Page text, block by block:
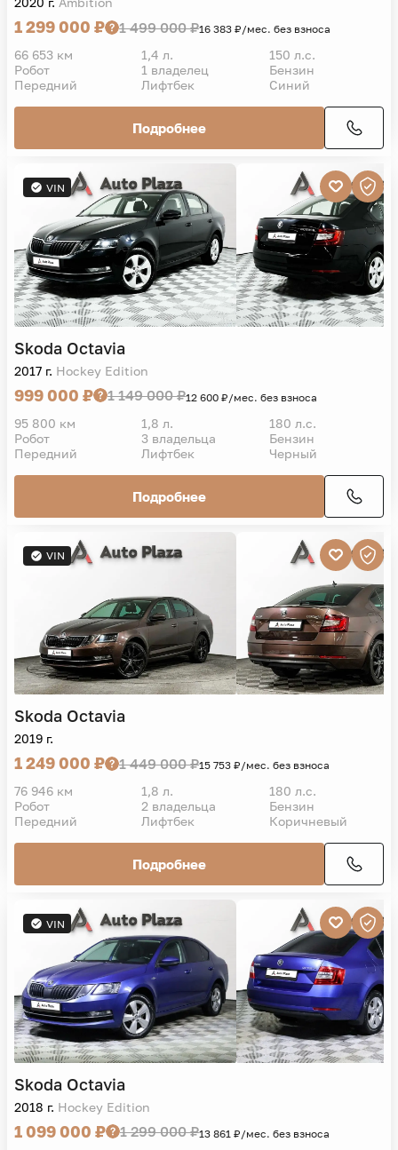
1 299 000 ₽ 1 499 000 ₽16 383 ₽/мес. без взноса
66 653 км 1,4 л.
150 л.с.
Робот
1 владелец
Бензин
Передний
Лифтбек Синий
Подробнее
VIN
Skoda Octavia
2017 г. Hockey Edition
999 000 ₽ 1 149 000 ₽12 600 ₽/мес. без взноса
95 800 км 1,8 л.
180 л.с.
Робот
3 владельца
Бензин
Передний
Лифтбек Черный
Подробнее
VIN
Skoda Octavia
2019 г.
1 249 000 ₽ 1 449 000 ₽15 753 ₽/мес. без взноса
76 946 км 1,8 л.
180 л.с.
Робот
2 владельца
Бензин
Передний
Лифтбек Коричневый
Подробнее
VIN
Skoda Octavia
2018 г. Hockey Edition
1 099 000 ₽ 1 299 000 ₽13 861 ₽/мес. без взноса